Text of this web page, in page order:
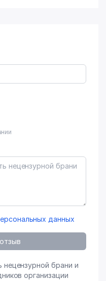
данных
брани и
организации